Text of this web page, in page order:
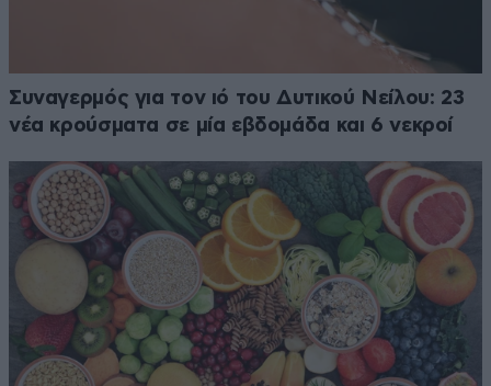
Συναγερμός για τον ιό του Δυτικού Νείλου: 23
νέα κρούσματα σε μία εβδομάδα και 6 νεκροί